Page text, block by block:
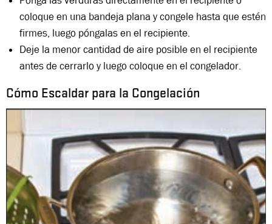
coloque en una bandeja plana y congele hasta que estén
firmes, luego póngalas en el recipiente.
Deje la menor cantidad de aire posible en el recipiente
antes de cerrarlo y luego coloque en el congelador.
Cómo Escaldar para la Congelación